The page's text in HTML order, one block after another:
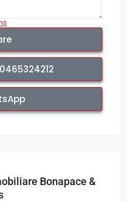
0465324212
Bonapace &